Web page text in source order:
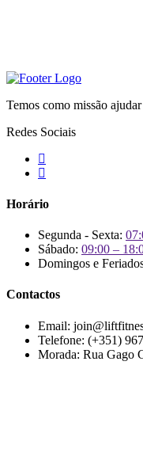
Temos como missão
Redes Sociais
Horário
Segunda - Sexta:
Sábado: 09:00 –
Domingos e
Contactos
Email:
Telefone: (+351)
Morada: Rua Gago